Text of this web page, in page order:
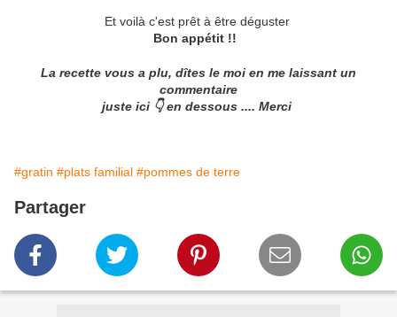
Et voilà c'est prêt à être déguster
Bon appétit !!
La recette vous a plu, dîtes le moi en me laissant un
commentaire
juste ici 👇 en dessous .... Merci
#gratin #plats familial #pommes de terre
Partager